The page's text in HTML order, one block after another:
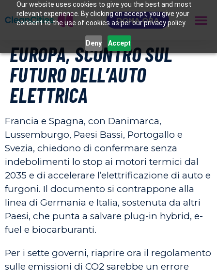
Our website uses cookies to give you the best and most
relevant experience. By clicking on accept, you give your
consent to the use of cookies as per our privacy policy.
Deny Accept
DONA ORA
EUROPA, SCONTRO SUL
FUTURO DELL’AUTO
ELETTRICA
Francia e Spagna, con Danimarca,
Lussemburgo, Paesi Bassi, Portogallo e
Svezia, chiedono di confermare senza
indebolimenti lo stop ai motori termici dal
2035 e di accelerare l’elettrificazione di auto e
furgoni. Il documento si contrappone alla
linea di Germania e Italia, sostenuta da altri
Paesi, che punta a salvare plug-in hybrid, e-
fuel e biocarburanti.
Per i sette governi, riaprire ora il regolamento
sulle emissioni di CO2 sarebbe un errore